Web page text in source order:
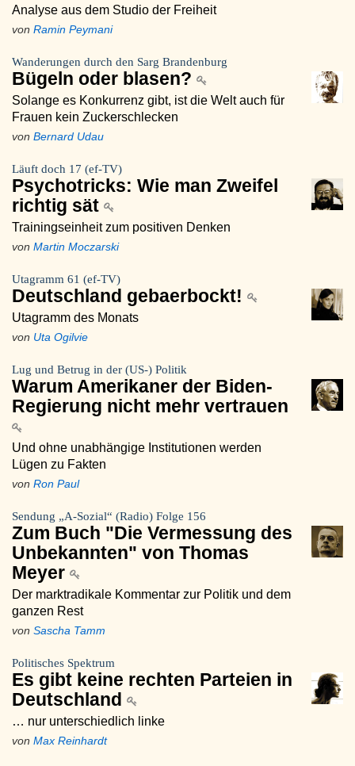
Analyse aus dem Studio der Freiheit
von Ramin Peymani
Wanderungen durch den Sarg Brandenburg
Bügeln oder blasen?
Solange es Konkurrenz gibt, ist die Welt auch für
Frauen kein Zuckerschlecken
von Bernard Udau
Läuft doch 17 (ef-TV)
Psychotricks: Wie man Zweifel
richtig sät
Trainingseinheit zum positiven Denken
von Martin Moczarski
Utagramm 61 (ef-TV)
Deutschland gebaerbockt!
Utagramm des Monats
von Uta Ogilvie
Lug und Betrug in der (US-) Politik
Warum Amerikaner der Biden-
Regierung nicht mehr vertrauen
Und ohne unabhängige Institutionen werden
Lügen zu Fakten
von Ron Paul
Sendung „A-Sozial“ (Radio) Folge 156
Zum Buch "Die Vermessung des
Unbekannten" von Thomas
Meyer
Der marktradikale Kommentar zur Politik und dem
ganzen Rest
von Sascha Tamm
Politisches Spektrum
Es gibt keine rechten Parteien in
Deutschland
… nur unterschiedlich linke
von Max Reinhardt